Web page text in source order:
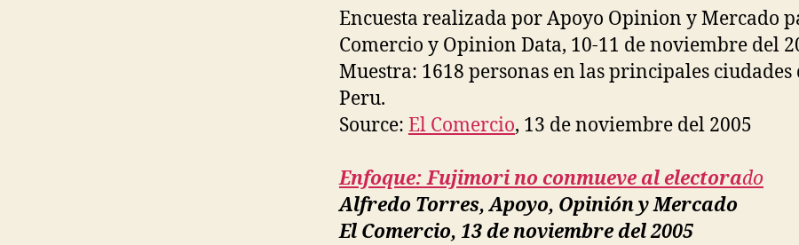
Encuesta realizada por Apoyo Opinion y Mercado
Comercio y Opinion Data, 10-11 de noviembre del
Muestra: 1618 personas en las principales ciudades
Peru.
Source: El Comercio, 13 de noviembre del 2005
Enfoque: Fujimori no conmueve al electorado
Alfredo Torres, Apoyo, Opinión y Mercado
El Comercio, 13 de noviembre del 2005